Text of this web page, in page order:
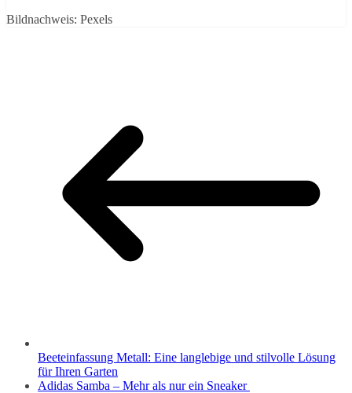
Bildnachweis: Pexels
Beeteinfassung Metall: Eine langlebige und stilvolle Lösung
für Ihren Garten
Adidas Samba – Mehr als nur ein Sneaker